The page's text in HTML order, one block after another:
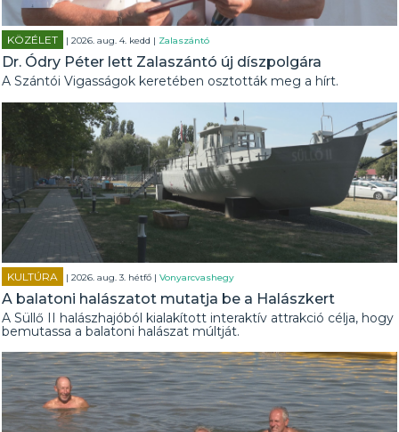
KÖZÉLET | 2026. aug. 4. kedd | Zalaszántó
Dr. Ódry Péter lett Zalaszántó új díszpolgára
A Szántói Vigasságok keretében osztották meg a hírt.
KULTÚRA | 2026. aug. 3. hétfő |Vonyarcvashegy
A balatoni halászatot mutatja be a Halászkert
A Süllő II halászhajóból kialakított interaktív attrakció célja, hogy
bemutassa a balatoni halászat múltját.